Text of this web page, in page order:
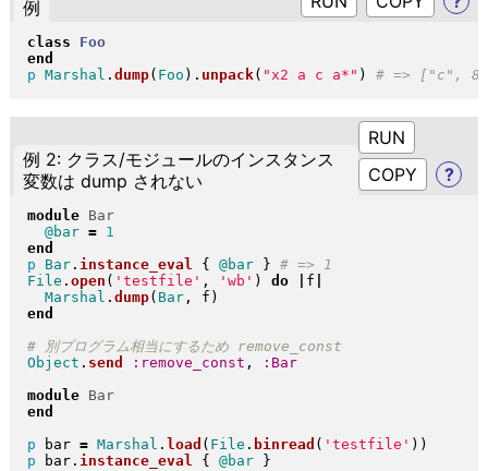
例
class
Foo
end
p Marshal . dump( Foo ) . unpack( " x2 a c a* " )
例 2: クラス/モジュールのインスタンス
変数は dump されない
RUN
?
module
Bar
@bar =
1
end
p
Bar. instance_eval { @bar }
File . open ( 'testfile' , 'wb' ) do f
Marshal . dump( Bar, f )
end
Object . send :remove_const ,
:Bar
module
Bar
end
p bar = Marshal . load ( File . binread ( 'testfile' ) )
p bar. instance_eval { @bar
}